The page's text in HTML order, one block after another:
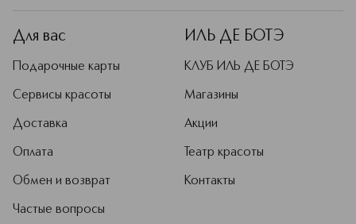
Для вас
Подарочные карты
Сервисы красоты
Доставка
Оплата
Обмен и возврат
Частые вопросы
ИЛЬ ДЕ БОТЭ
КЛУБ ИЛЬ ДЕ БОТЭ
Магазины
Акции
Театр красоты
Контакты